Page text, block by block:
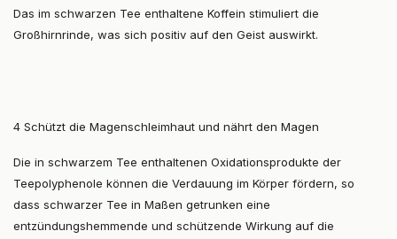
Das im schwarzen Tee enthaltene Koffein stimuliert die
Großhirnrinde, was sich positiv auf den Geist auswirkt.
4 Schützt die Magenschleimhaut und nährt den Magen
Die in schwarzem Tee enthaltenen Oxidationsprodukte der
Teepolyphenole können die Verdauung im Körper fördern, so
dass schwarzer Tee in Maßen getrunken eine
entzündungshemmende und schützende Wirkung auf die